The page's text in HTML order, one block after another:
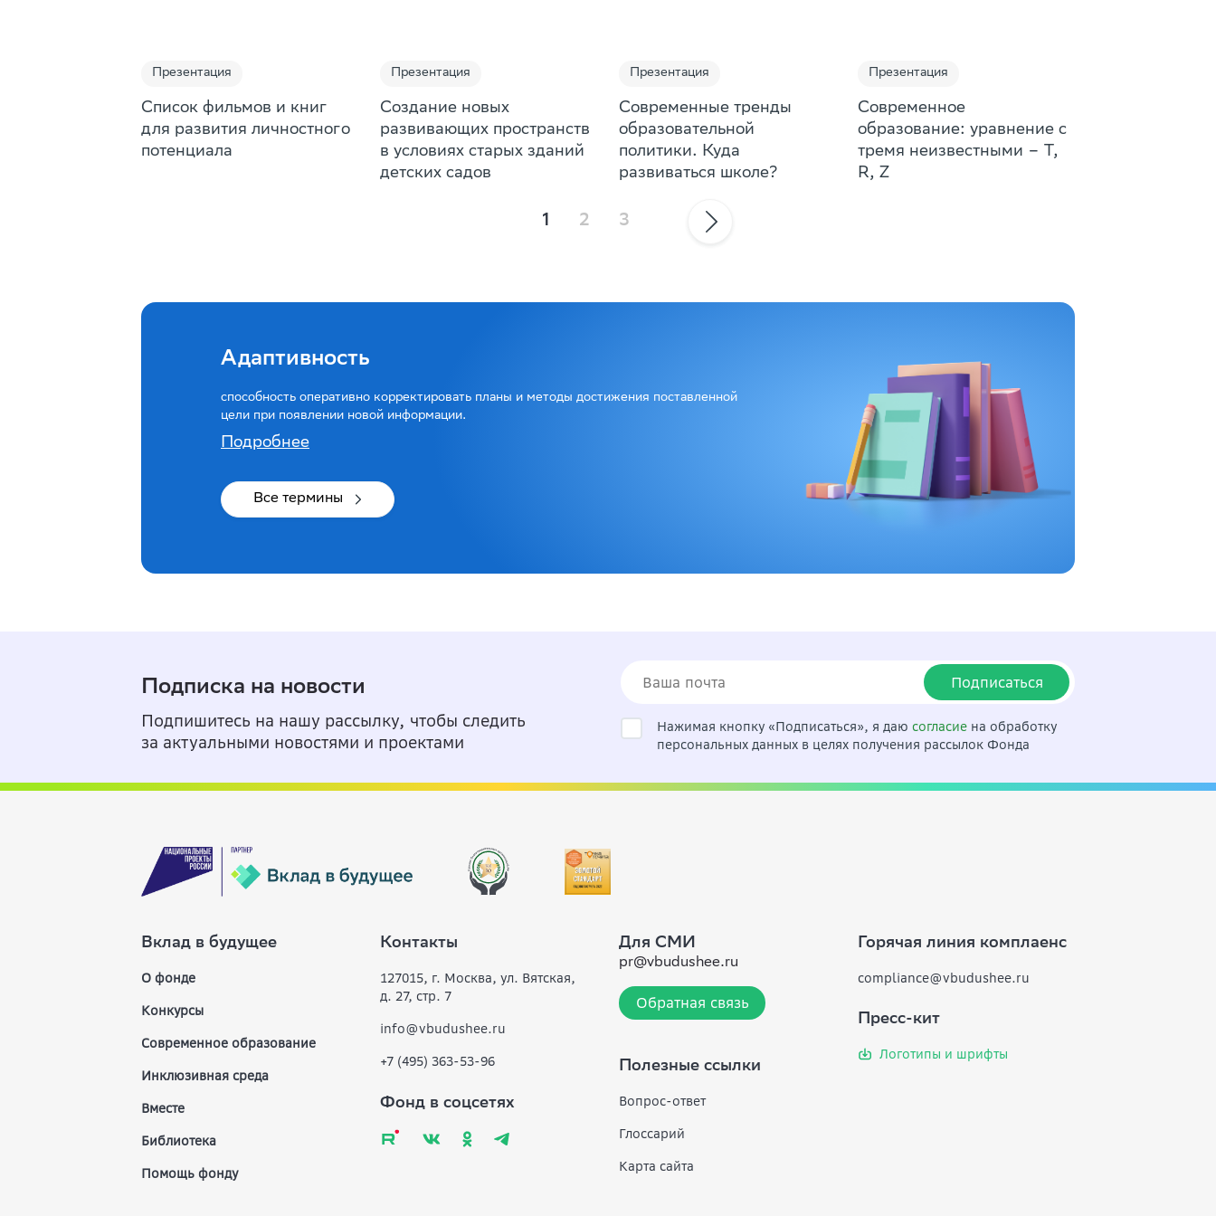
Презентация
Список фильмов и книг
для развития личностного
потенциала
Презентация
Создание новых
развивающих пространств
в условиях старых зданий
детских садов
Презентация
Современные тренды
образовательной
политики. Куда
развиваться школе?
Презентация
Современное
образование: уравнение с
тремя неизвестными – T,
R, Z
1 2 3
Адаптивность
способность оперативно корректировать планы и методы достижения поставленной
цели при появлении новой информации.
Подробнее
Все термины
Подписка на новости
Подпишитесь на нашу рассылку, чтобы следить
за актуальными новостями и проектами
Подписаться
Нажимая кнопку «Подписаться», я даю согласие на обработку
персональных данных в целях получения рассылок Фонда
Вклад в будущее
О фонде
Конкурсы
Современное образование
Инклюзивная среда
Вместе
Библиотека
Помощь фонду
Контакты
127015, г. Москва, ул. Вятская,
д. 27, стр. 7
info@vbudushee.ru
+7 (495) 363-53-96
Фонд в соцсетях
Для СМИ
pr@vbudushee.ru
Обратная связь
Полезные ссылки
Вопрос-ответ
Глоссарий
Карта сайта
Горячая линия комплаенс
compliance@vbudushee.ru
Пресс-кит
Логотипы и шрифты